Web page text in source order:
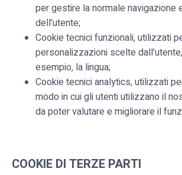
per gestire la normale navigazione
dell’utente;
Cookie tecnici funzionali, utilizzati
personalizzazioni scelte
esempio, la lingua;
Cookie tecnici analytics, utilizzati
modo in cui gli utenti utilizzano il
da poter valutare e migliorare il
COOKIE DI TERZE PARTI